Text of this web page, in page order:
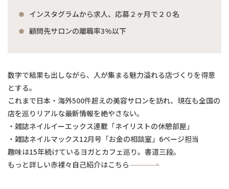
インスタグラムから求人、応募２ヶ月で２０名
顧問先サロンの離職率3%以下
数字で結果も出しながら、人が集まる魅力溢れる店づくりを得意
とする。
これまで日本・海外500件超えの美容サロンを訪れ、現在も全国の
店を巡りリアルな最新情報を絶やさない。
・雑誌ネイルイーエックス連載「ネイリストの休憩部屋」
・雑誌ネイルマックス12月号「お金の相談室」6ページ担当
趣味は15年続けているヨガとカフェ巡り。書道三段。
もっと詳しい赤裸々自己紹介はこちら